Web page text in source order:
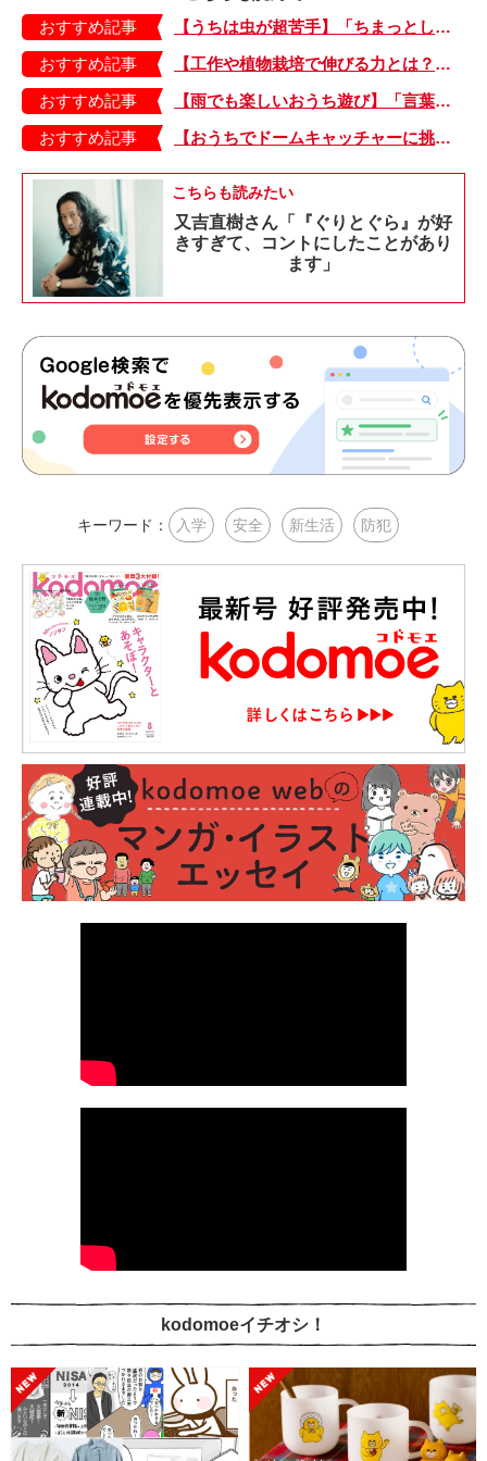
おすすめ記事
【うちは虫が超苦手】「ちまっとした虫にも大騒ぎ！」「可愛い系の虫……でも逃げる！」教えて！ みんなの虫ギライエピソード
おすすめ記事
【工作や植物栽培で伸びる力とは？】「非認知能力」を養う、おうちで楽しむ創作あそび・おうちあそび図鑑5
おすすめ記事
【雨でも楽しいおうち遊び】「言葉あそび」で伸ばす表現力や想像力・おうちあそび図鑑4
おすすめ記事
【おうちでドームキャッチャーに挑戦だ】アンパンマン わくわくドームキャッチャー
こちらも読みたい
又吉直樹さん「『ぐりとぐら』が好
きすぎて、コントにしたことがあり
ます」
キーワード： 入学 安全 新生活 防犯
kodomoeイチオシ！